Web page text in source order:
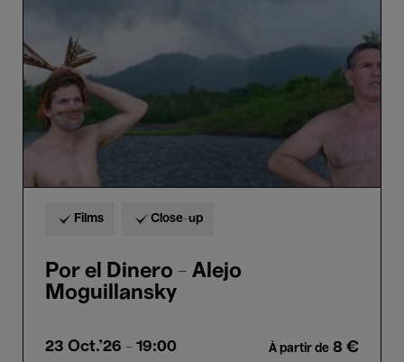
Moguillansky
Films Close-up
Por el Dinero - Alejo
Moguillansky
23 Oct.'26 - 19:00 À partir de 8 €